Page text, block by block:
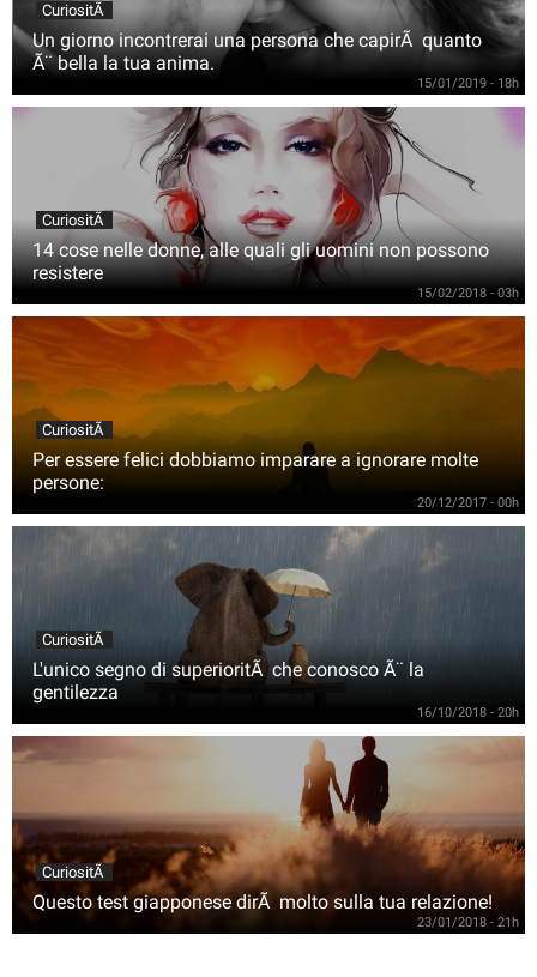
CuriositÃ
Un giorno incontrerai una persona che capirÃ quanto
Ã¨ bella la tua anima.
15/01/2019 - 18h
CuriositÃ
14 cose nelle donne, alle quali gli uomini non possono
resistere
15/02/2018 - 03h
CuriositÃ
Per essere felici dobbiamo imparare a ignorare molte
persone:
20/12/2017 - 00h
CuriositÃ
L'unico segno di superioritÃ che conosco Ã¨ la
gentilezza
16/10/2018 - 20h
CuriositÃ
Questo test giapponese dirÃ molto sulla tua relazione!
23/01/2018 - 21h